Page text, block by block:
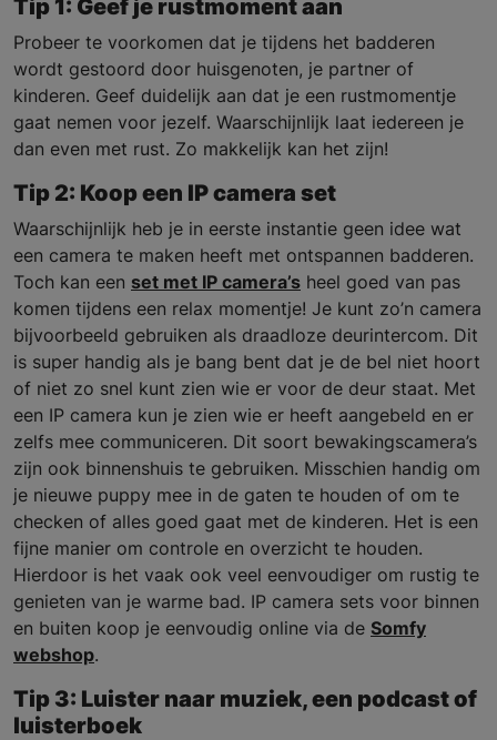
Tip 1: Geef je rustmoment aan
Probeer te voorkomen dat je tijdens het badderen
wordt gestoord door huisgenoten, je partner of
kinderen. Geef duidelijk aan dat je een rustmomentje
gaat nemen voor jezelf. Waarschijnlijk laat iedereen je
dan even met rust. Zo makkelijk kan het zijn!
Tip 2: Koop een IP camera set
Waarschijnlijk heb je in eerste instantie geen idee wat
een camera te maken heeft met ontspannen badderen.
Toch kan een set met IP camera’s heel goed van pas
komen tijdens een relax momentje! Je kunt zo’n camera
bijvoorbeeld gebruiken als draadloze deurintercom. Dit
is super handig als je bang bent dat je de bel niet hoort
of niet zo snel kunt zien wie er voor de deur staat. Met
een IP camera kun je zien wie er heeft aangebeld en er
zelfs mee communiceren. Dit soort bewakingscamera’s
zijn ook binnenshuis te gebruiken. Misschien handig om
je nieuwe puppy mee in de gaten te houden of om te
checken of alles goed gaat met de kinderen. Het is een
fijne manier om controle en overzicht te houden.
Hierdoor is het vaak ook veel eenvoudiger om rustig te
genieten van je warme bad. IP camera sets voor binnen
en buiten koop je eenvoudig online via de Somfy
webshop.
Tip 3: Luister naar muziek, een podcast of
luisterboek